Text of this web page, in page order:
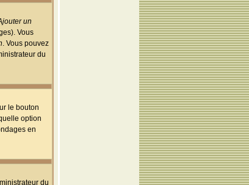
un
Vous
. Vous pouvez
du
le bouton
option
en
du